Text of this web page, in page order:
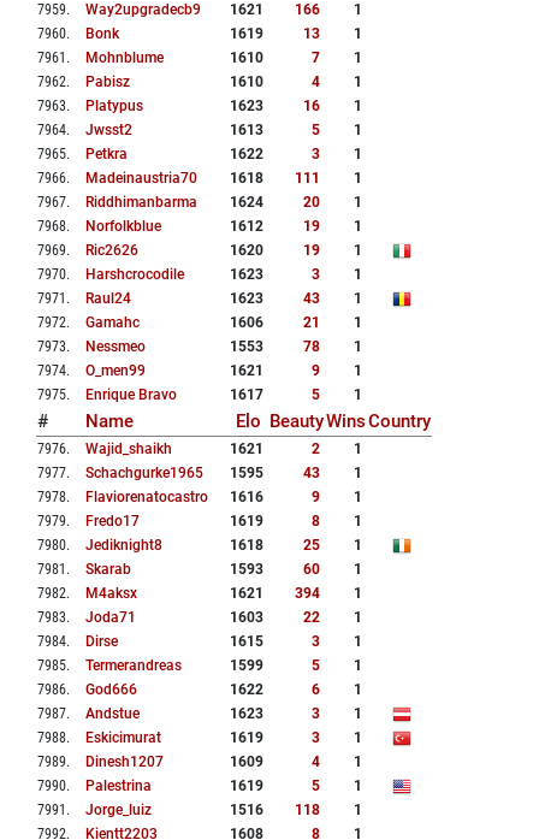
7959. Way2upgradecb9 1621 166
1
7960. Bonk 1619 13
1
7961 . Mohnblume 1610 7
1
7962. Pabisz 1610 4
1
7963. Platypus 1623 16
1
7964. Jwsst2 1613 5
1
7965. Petkra 1622 3
1
7966. Madeinaustria70 1618 111
1
7967. Riddhimanbarma 1624 20
1
7968. Norfolkblue 1612 19
1
7969. Ric2626 1620 19
1
7970. Harshcrocodile 1623 3
1
7971 . Raul24 1623 43
1
7972. Gamahc 1606 21
1
7973. Nessmeo 1553 78
1
7974. O_men99 1621 9
1
7975. Enrique Bravo 1617 5 1
# Name Elo BeautyWinsCountry
7976. Wajid_shaikh 1621 2
1
7977. Schachgurke1965 1595 43
1
7978. Flaviorenatocastro 1616 9
1
7979. Fredo17 1619 8
1
7980. Jediknight8 1618 25
1
7981 . Skarab 1593 60
1
7982. M4aksx 1621 394
1
7983. Joda71 1603 22
1
7984. Dirse 1615 3
1
7985. Termerandreas 1599 5
1
7986. God666 1622 6
1
7987. Andstue 1623 3
1
7988. Eskicimurat 1619 3
1
7989. Dinesh1207 1609 4
1
7990. Palestrina 1619 5
1
7991 . Jorge_luiz 1516 118
1
7992. Kientt2203 1608 8
1